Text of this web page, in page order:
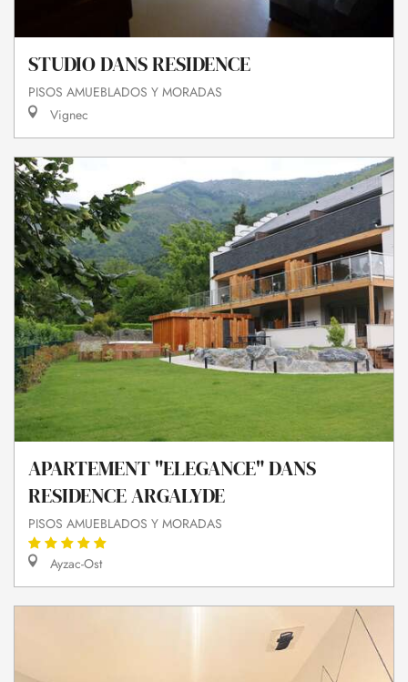
STUDIO DANS RESIDENCE
PISOS AMUEBLADOS Y MORADAS
Vignec
APARTEMENT "ELEGANCE" DANS
RESIDENCE ARGALYDE
PISOS AMUEBLADOS Y MORADAS
Ayzac-Ost